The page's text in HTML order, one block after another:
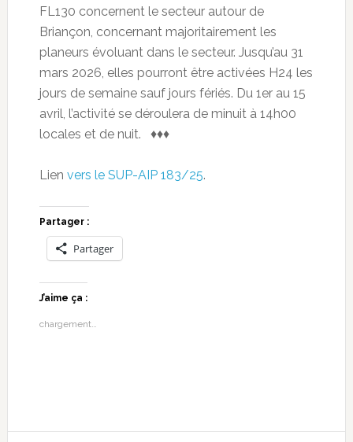
FL130 concernent le secteur autour de
Briançon, concernant majoritairement les
planeurs évoluant dans le secteur. Jusqu’au 31
mars 2026, elles pourront être activées H24 les
jours de semaine sauf jours fériés. Du 1er au 15
avril, l’activité se déroulera de minuit à 14h00
locales et de nuit. ♦♦♦
Lien vers le SUP-AIP 183/25.
Partager :
Partager
J’aime ça :
chargement…